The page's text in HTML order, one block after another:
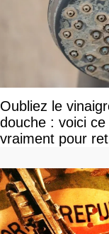
Oubliez le
douche : voici
vraiment pour